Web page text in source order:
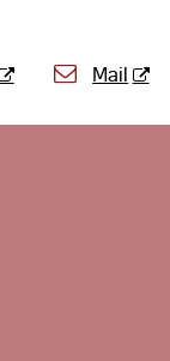
Mail